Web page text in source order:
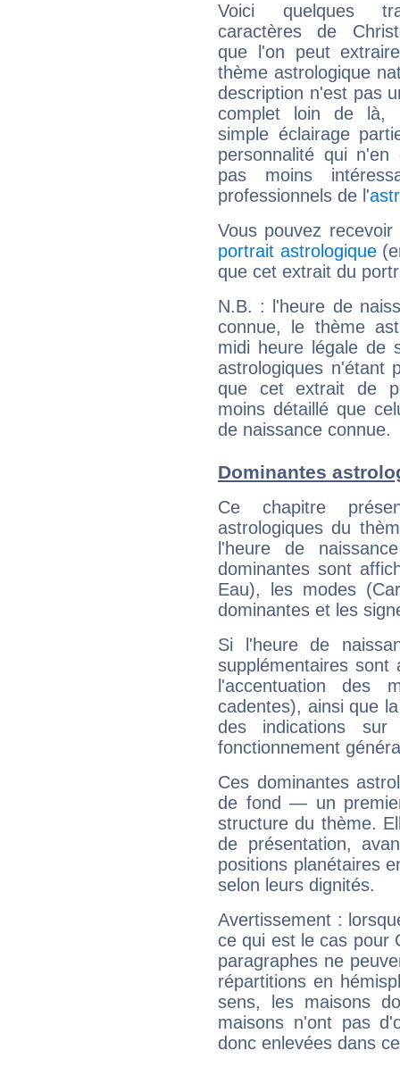
Voici quelques
caractères de
que l'on peut
thème astrologique
description n'est pas
complet loin de là,
simple éclairage
personnalité qui n'en
pas moins
professionnels de l'
Vous pouvez
portrait astrologique
que cet extrait du
N.B. : l'heure de
connue, le thème
midi heure légale de
astrologiques n'étant
que cet extrait de
moins détaillé que
de naissance connue.
Dominantes
Ce chapitre
astrologiques du
l'heure de
dominantes sont
Eau), les modes
dominantes et les
Si l'heure de
supplémentaires sont
l'accentuation des
cadentes), ainsi que
des indications sur
fonctionnement
Ces dominantes
de fond — un
structure du thème.
de présentation,
positions planétaires
selon leurs dignités.
Avertissement :
ce qui est le cas pour
paragraphes ne
répartitions en
sens, les maisons
maisons n'ont pas
donc enlevées dans